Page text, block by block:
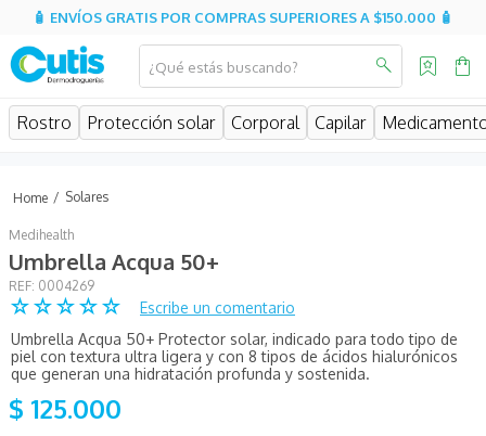
🧴 ENVÍOS GRATIS POR COMPRAS SUPERIORES A $150.000 🧴
¿Qué estás buscando?
Rostro Protección solar Corporal Capilar
Solares
Medihealth
Umbrella Acqua 50+
: 0004269
☆☆☆☆☆
Escribe un comentario
Umbrella Acqua 50+ Protector solar, indicado para todo tipo de
piel con textura ultra ligera y con 8 tipos de ácidos hialurónicos
que generan una hidratación profunda y sostenida.
$ 125.000
MÁS BUSCADOS